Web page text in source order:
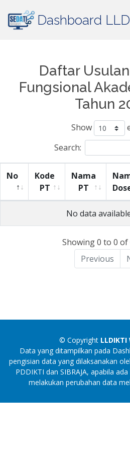
Dashboard
Daftar
Fungsional
Tahun
Show
Search:
No
Kode
PT
Nama
PT
No data
Showing 0 to 0
Previous
© Copyright
Data yang ditampilkan pada
pengisian data yang dilaksanakan
PDDIKTI dan SIBRAJA, apabila
melakukan perubahan data